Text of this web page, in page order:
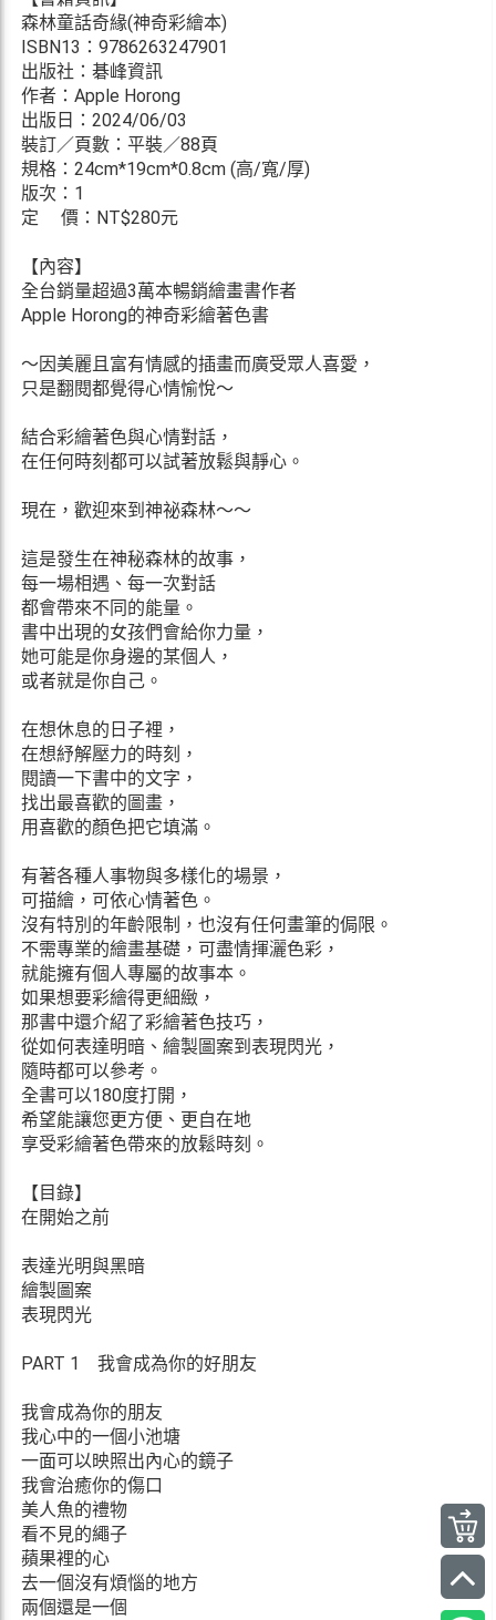
森林童話奇緣(神奇彩繪本)
ISBN13：9786263247901
出版社：碁峰資訊
作者：Apple Horong
出版日：2024/06/03
裝訂／頁數：平裝／88頁
規格：24cm*19cm*0.8cm (高/寬/厚)
版次：1
定 價：NT$280元
【內容】
全台銷量超過3萬本暢銷繪畫書作者
Apple Horong的神奇彩繪著色書
～因美麗且富有情感的插畫而廣受眾人喜愛，
只是翻閱都覺得心情愉悅～
結合彩繪著色與心情對話，
在任何時刻都可以試著放鬆與靜心。
現在，歡迎來到神祕森林～～
這是發生在神秘森林的故事，
每一場相遇、每一次對話
都會帶來不同的能量。
書中出現的女孩們會給你力量，
她可能是你身邊的某個人，
或者就是你自己。
在想休息的日子裡，
在想紓解壓力的時刻，
閱讀一下書中的文字，
找出最喜歡的圖畫，
用喜歡的顏色把它填滿。
有著各種人事物與多樣化的場景，
可描繪，可依心情著色。
沒有特別的年齡限制，也沒有任何畫筆的侷限。
不需專業的繪畫基礎，可盡情揮灑色彩，
就能擁有個人專屬的故事本。
如果想要彩繪得更細緻，
那書中還介紹了彩繪著色技巧，
從如何表達明暗、繪製圖案到表現閃光，
隨時都可以參考。
全書可以180度打開，
希望能讓您更方便、更自在地
享受彩繪著色帶來的放鬆時刻。
【目錄】
在開始之前
表達光明與黑暗
繪製圖案
表現閃光
PART 1 我會成為你的好朋友
我會成為你的朋友
我心中的一個小池塘
一面可以映照出內心的鏡子
我會治癒你的傷口
美人魚的禮物
看不見的繩子
蘋果裡的心
去一個沒有煩惱的地方
兩個還是一個